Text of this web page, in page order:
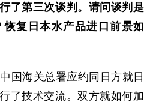
了第三次谈判。请问谈判是
复日本水产品进口前景如
国海关总署应约同日方就日
了技术交流。双方就如何加